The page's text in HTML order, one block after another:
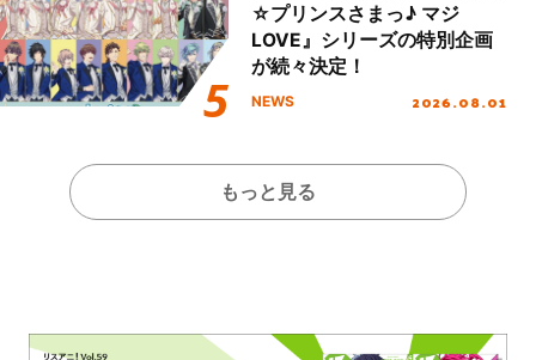
☆プリンスさまっ♪ マジ
LOVE』シリーズの特別企画
が続々決定！
NEWS 2026.08.01
もっと見る